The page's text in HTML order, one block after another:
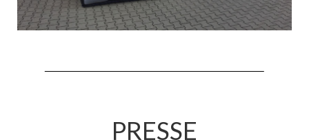
Jahreskonzert 2019
Oktoberfestkonzert 2022
Tagesfahrt 2017PRESSE